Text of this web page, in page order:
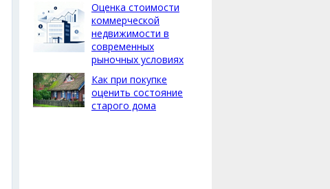
Оценка стоимости
коммерческой
недвижимости в
современных
рыночных условиях
Как при покупке
оценить состояние
старого дома